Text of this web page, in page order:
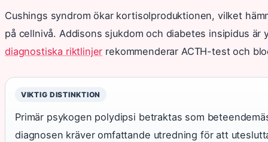
Cushings syndrom ökar kortisolproduktionen, vilket
på cellnivå. Addisons sjukdom och diabetes insipidus
diagnostiska riktlinjer rekommenderar ACTH-test och
VIKTIG DISTINKTION
Primär psykogen polydipsi betraktas som
diagnosen kräver omfattande utredning för att